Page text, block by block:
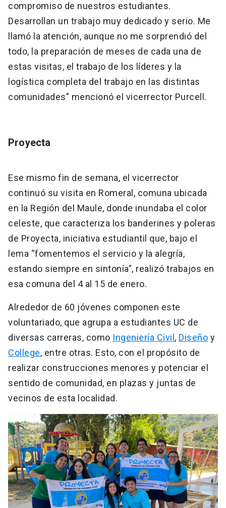
compromiso de nuestros estudiantes.
Desarrollan un trabajo muy dedicado y serio. Me
llamó la atención, aunque no me sorprendió del
todo, la preparación de meses de cada una de
estas visitas, el trabajo de los líderes y la
logística completa del trabajo en las distintas
comunidades” mencionó el vicerrector Purcell.
Proyecta
Ese mismo fin de semana, el vicerrector
continuó su visita en Romeral, comuna ubicada
en la Región del Maule, donde inundaba el color
celeste, que caracteriza los banderines y poleras
de Proyecta, iniciativa estudiantil que, bajo el
lema “fomentemos el servicio y la alegría,
estando siempre en sintonía”, realizó trabajos en
esa comuna del 4 al 15 de enero.
Alrededor de 60 jóvenes componen este
voluntariado, que agrupa a estudiantes UC de
diversas carreras, como Ingeniería Civil , Diseño y
College, entre otras. Esto, con el propósito de
realizar construcciones menores y potenciar el
sentido de comunidad, en plazas y juntas de
vecinos de esta localidad.